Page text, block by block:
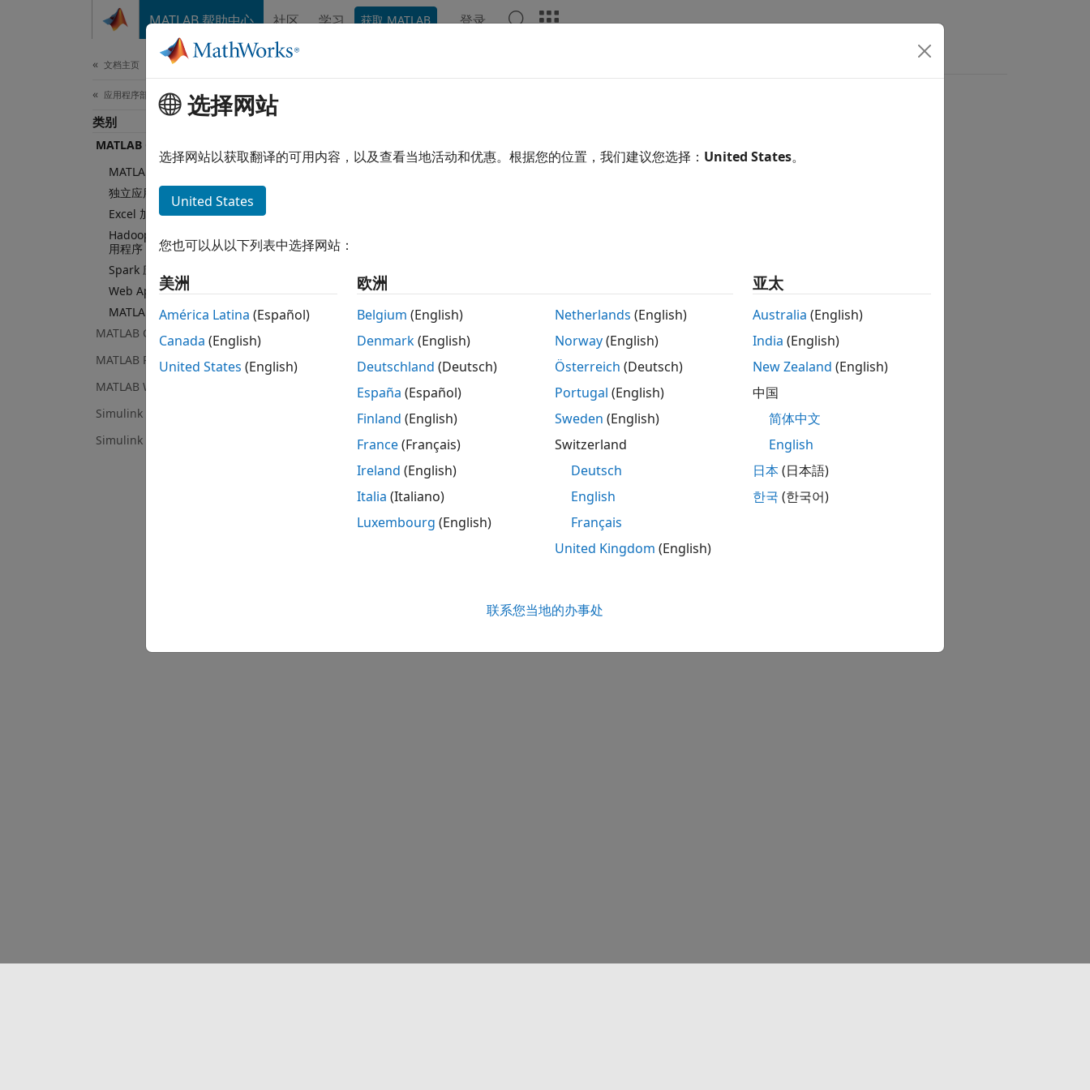
MATLAB 帮助中心 社区 学习 获取 MATLAB 登录
文档主页
应用程序部署
类别
MATLAB Compiler
MATLAB Compiler 快速入门
独立应用程序
Excel 加载项
Hadoop 集群上的 MapReduce 应
用程序
Spark 应用程序
Web App
MATLAB Runtime
MATLAB Compiler SDK
MATLAB Production Server
MATLAB Web App Server
Simulink Compiler
Simulink FMU Builder
选择网站
选择网站以获取翻译的可用内容，以及查看当地活动和优惠。根据您的位置，我们建议您选择： United States。
United States
您也可以从以下列表中选择网站：
美洲
América Latina (Español)
Canada (English)
United States (English)
欧洲
Belgium (English)
Denmark(English)
Deutschland (Deutsch)
España (Español)
Finland (English)
France(Français)
Ireland (English)
Italia (Italiano)
Luxembourg (English)
Netherlands (English)
Norway(English)
Österreich (Deutsch)
Portugal (English)
Sweden (English)
Switzerland
Deutsch
English
Français
United Kingdom (English)
亚太
Australia (English)
India (English)
New Zealand (English)
中国
简体中文
English
日本(日本語)
한국 (한국어)
联系您当地的办事处